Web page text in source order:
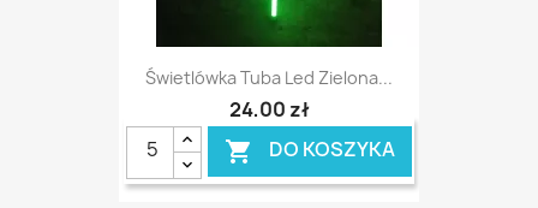
Świetlówka Tuba Led Zielona...
24,00 zł
 DO KOSZYKA